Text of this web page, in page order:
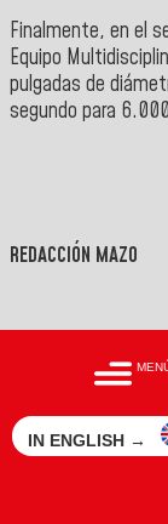
​Finalmente, en el
Equipo
pulgadas de
segundo para
REDACCIÓN MAZO
IN ENGLISH →